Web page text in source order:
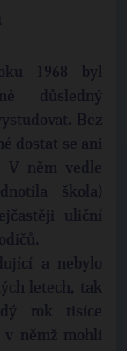
1968 byl
důsledný
Bez
dostat se ani
V něm vedle
škola)
uliční
a nebylo
letech, tak
rok tisíce
v němž mohli